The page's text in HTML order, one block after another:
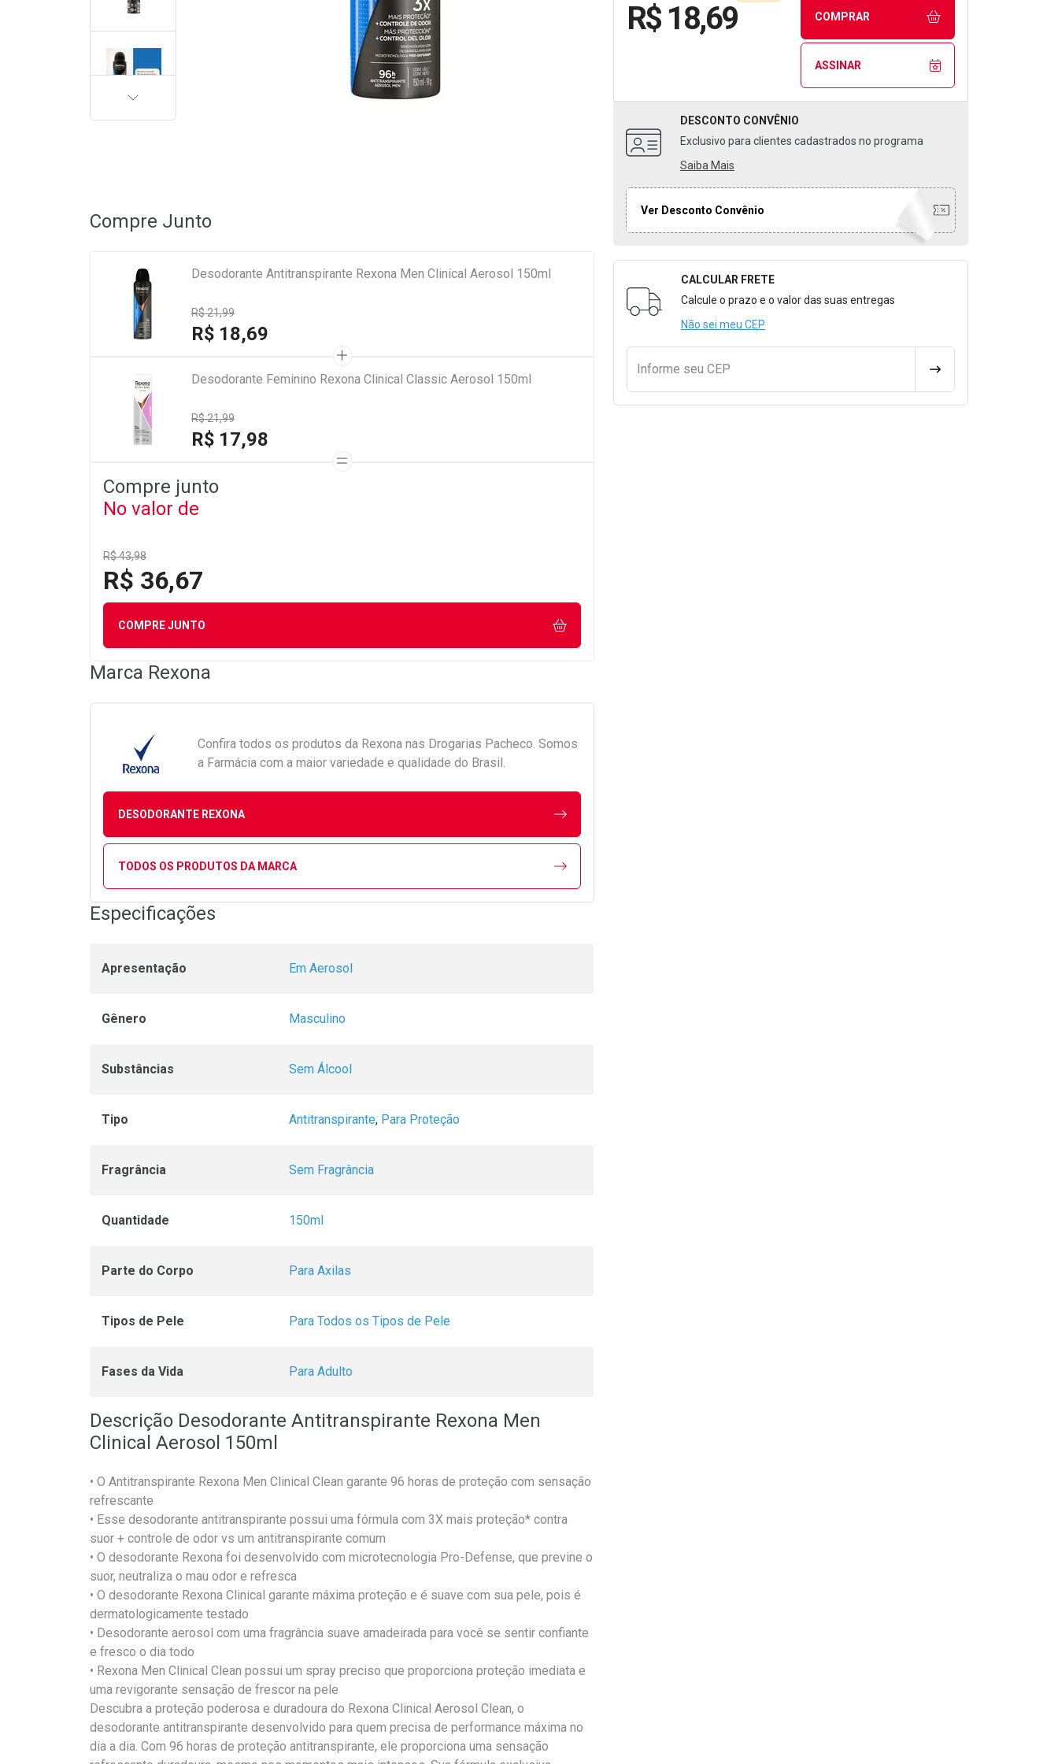
R$ 18,69 COMPRAR
ASSINAR
DESCONTO CONVÊNIO
Exclusivo para clientes cadastrados no programa
Saiba Mais
Ver Desconto Convênio
Formulário para Calcular o Frete
CALCULAR FRETE
Calcule o prazo e o valor das suas entregas
Não sei meu CEP
Informe seu CEP CALCULAR FRETE
PRÓXIMA
Compre Junto
Desodorante Antitranspirante Rexona Men Clinical Aerosol 150ml
R$ 21,99
R$ 18,69
Desodorante Feminino Rexona Clinical Classic Aerosol 150ml
R$ 21,99
R$ 17,98
Compre junto
No valor de
R$ 43,98
R$ 36,67
COMPRE JUNTO
Marca Rexona
Confira todos os produtos da Rexona nas Drogarias Pacheco. Somos
a Farmácia com a maior variedade e qualidade do Brasil.
DESODORANTE REXONA
TODOS OS PRODUTOS DA MARCA
Especificações
Apresentação Em Aerosol
Gênero Masculino
Substâncias Sem Álcool
Tipo Antitranspirante, Para Proteção
Fragrância Sem Fragrância
Quantidade 150ml
Parte do Corpo Para Axilas
Tipos de Pele Para Todos os Tipos de Pele
Fases da Vida Para Adulto
Descrição Desodorante Antitranspirante Rexona Men
Clinical Aerosol 150ml
• O Antitranspirante Rexona Men Clinical Clean garante 96 horas de proteção com sensação
refrescante
• Esse desodorante antitranspirante possui uma fórmula com 3X mais proteção* contra
suor + controle de odor vs um antitranspirante comum
• O desodorante Rexona foi desenvolvido com microtecnologia Pro-Defense, que previne o
suor, neutraliza o mau odor e refresca
• O desodorante Rexona Clinical garante máxima proteção e é suave com sua pele, pois é
dermatologicamente testado
• Desodorante aerosol com uma fragrância suave amadeirada para você se sentir confiante
e fresco o dia todo
• Rexona Men Clinical Clean possui um spray preciso que proporciona proteção imediata e
uma revigorante sensação de frescor na pele
Descubra a proteção poderosa e duradoura do Rexona Clinical Aerosol Clean, o
desodorante antitranspirante desenvolvido para quem precisa de performance máxima no
dia a dia. Com 96 horas de proteção antitranspirante, ele proporciona uma sensação